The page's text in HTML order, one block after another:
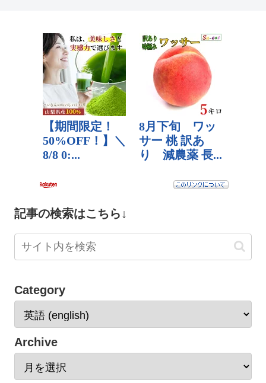
記事の検索はこちら↓
Category
Archive